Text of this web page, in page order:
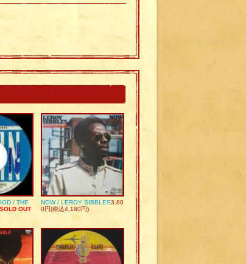
/ THE
SOLD OUT
NOW / LEROY SIBBLES3,80
0円(税込4,180円)